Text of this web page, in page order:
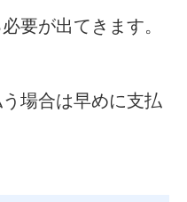
要が出てきます。
場合は早めに支払